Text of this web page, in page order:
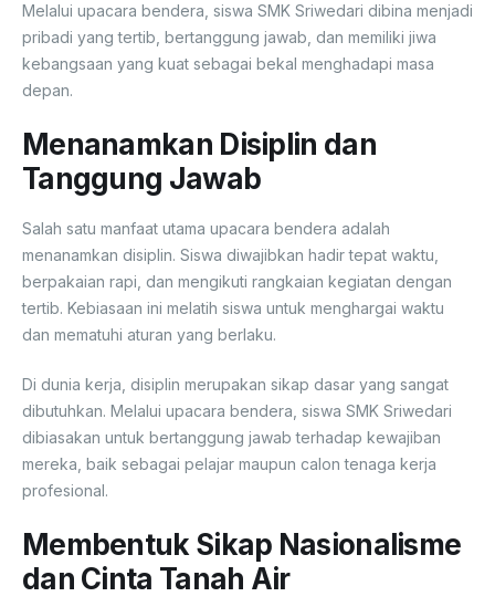
Melalui upacara bendera, siswa SMK Sriwedari dibina menjadi
pribadi yang tertib, bertanggung jawab, dan memiliki jiwa
kebangsaan yang kuat sebagai bekal menghadapi masa
depan.
Menanamkan Disiplin dan
Tanggung Jawab
Salah satu manfaat utama upacara bendera adalah
menanamkan disiplin. Siswa diwajibkan hadir tepat waktu,
berpakaian rapi, dan mengikuti rangkaian kegiatan dengan
tertib. Kebiasaan ini melatih siswa untuk menghargai waktu
dan mematuhi aturan yang berlaku.
Di dunia kerja, disiplin merupakan sikap dasar yang sangat
dibutuhkan. Melalui upacara bendera, siswa SMK Sriwedari
dibiasakan untuk bertanggung jawab terhadap kewajiban
mereka, baik sebagai pelajar maupun calon tenaga kerja
profesional.
Membentuk Sikap Nasionalisme
dan Cinta Tanah Air